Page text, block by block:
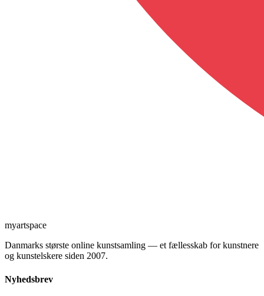
myartspace
Danmarks største online kunstsamling — et fællesskab for kunstnere
og kunstelskere siden 2007.
Nyhedsbrev